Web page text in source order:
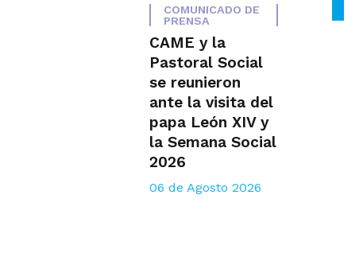
COMUNICADO DE
PRENSA
CAME y la
Pastoral Social
se reunieron
ante la visita del
papa León XIV y
la Semana Social
2026
06 de Agosto 2026